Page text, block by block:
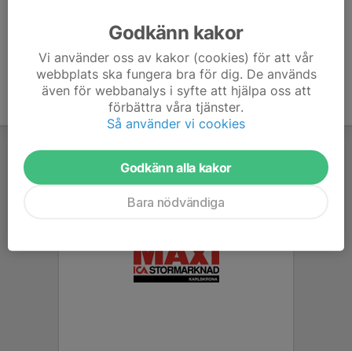
Godkänn kakor
Vi använder oss av kakor (cookies) för att vår
webbplats ska fungera bra för dig. De används
även för webbanalys i syfte att hjälpa oss att
förbättra våra tjänster.
Så använder vi cookies
Godkänn alla kakor
Bara nödvändiga